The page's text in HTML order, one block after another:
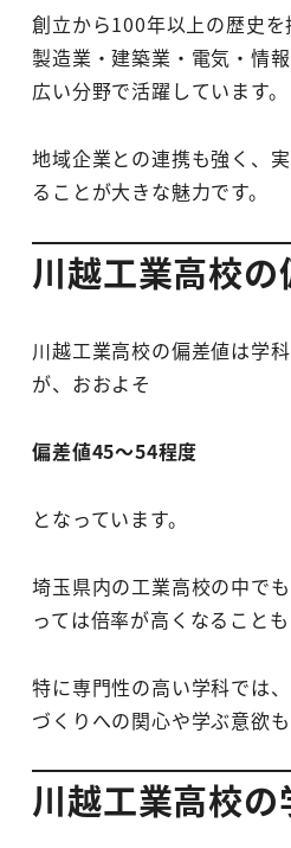
創立から100年以上の歴史
製造業・建築業・電気・情
広い分野で活躍しています。
地域企業との連携も強く、
ることが大きな魅力です。
川越工業高校の
川越工業高校の偏差値は学
が、おおよそ
偏差値45～54程度
となっています。
埼玉県内の工業高校の中で
っては倍率が高くなることも
特に専門性の高い学科では
づくりへの関心や学ぶ意欲も
川越工業高校の